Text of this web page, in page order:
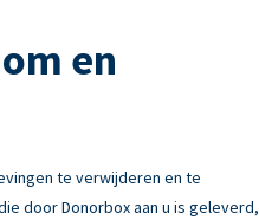
en
te verwijderen en te
door Donorbox aan u is geleverd,